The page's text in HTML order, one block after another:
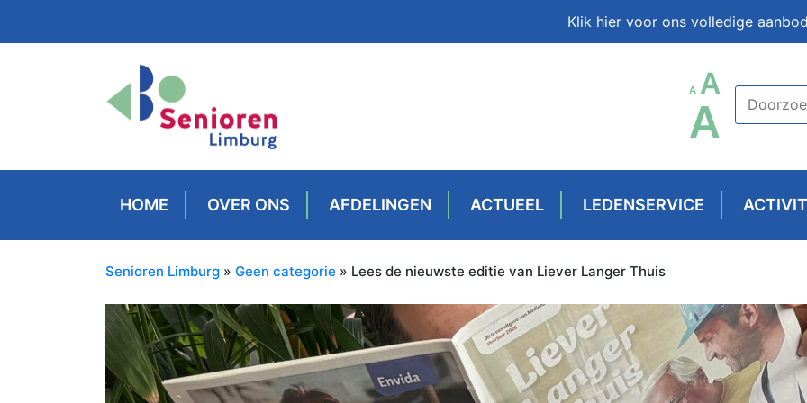
Klik hier voor ons volledige
A
LETTERTYPE
GROOTTE
A
A
HOME OVER ONS AFDELINGEN ACTUEEL LEDENSERVICE
Senioren Limburg » Geen categorie » Lees de nieuwste editie van Liever Langer Thuis